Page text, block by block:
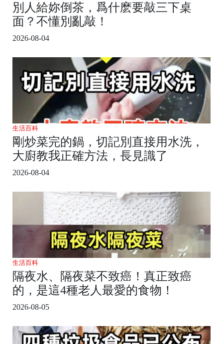
別人給妳倒茶，爲什麽要敲三下桌
面？不懂別亂敲！
2026-08-04
生活百科
剛炒菜完的鍋，切記別直接用水洗，
大廚教我正確方法，長見識了
2026-08-04
生活百科
隔夜水、隔夜菜不致癌！真正致癌
的，是這4種老人最愛的食物！
2026-08-05